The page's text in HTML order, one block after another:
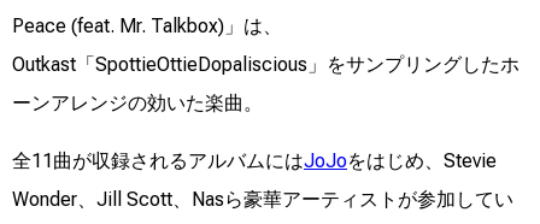
Peace (feat. Mr. Talkbox)」は、
Outkast「SpottieOttieDopaliscious」をサンプリングしたホ
ーンアレンジの効いた楽曲。
全11曲が収録されるアルバムにはJoJoをはじめ、Stevie
Wonder、Jill Scott、Nasら豪華アーティストが参加してい